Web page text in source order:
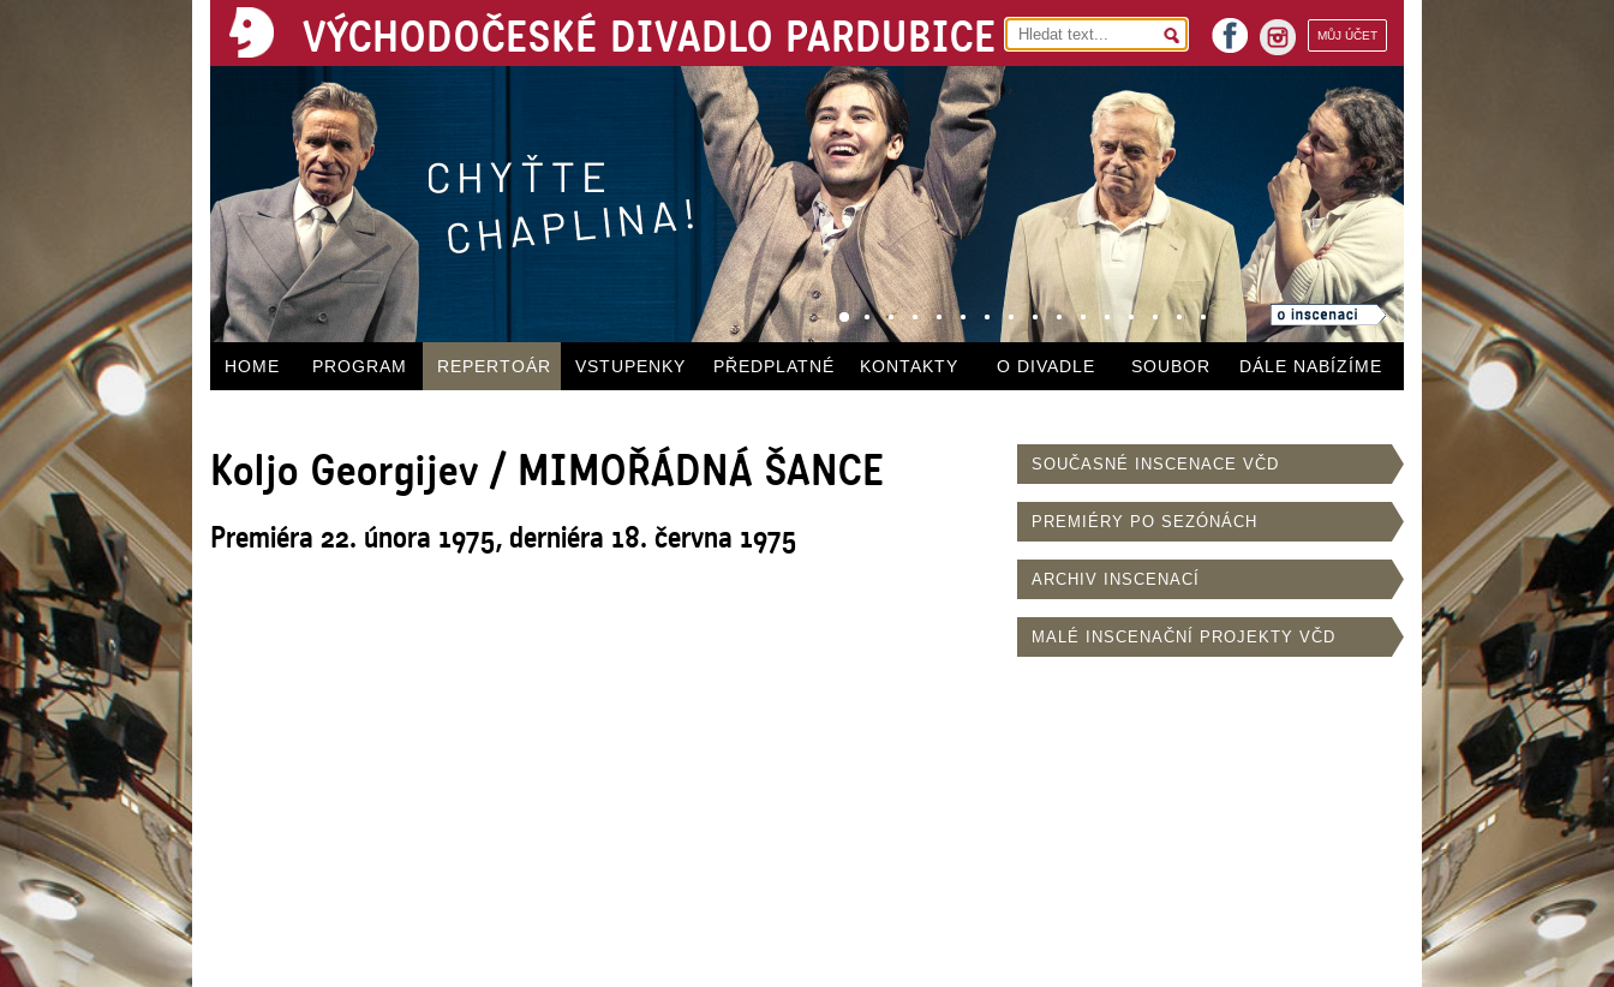
VÝCHODOČESKÉ DIVADLO PARDUBICE MŮJ ÚČET
instagram
facebook
HOME PROGRAM REPERTOÁR VSTUPENKY PŘEDPLATNÉ KONTAKTY O DIVADLE SOUBOR DÁLE NABÍZÍME
Koljo Georgijev / MIMOŘÁDNÁ ŠANCE
Premiéra 22. února 1975, derniéra 18. června 1975
SOUČASNÉ INSCENACE VČD
PREMIÉRY PO SEZÓNÁCH
ARCHIV INSCENACÍ
MALÉ INSCENAČNÍ PROJEKTY VČD